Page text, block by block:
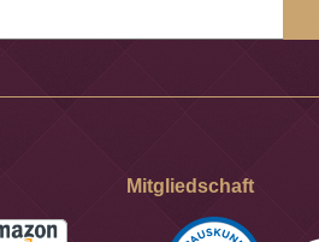
Mitgliedschaft